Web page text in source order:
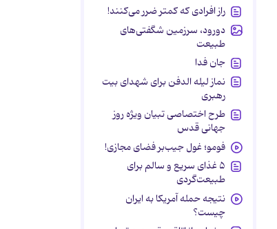
راز افرادی که کمتر ضرر می‌کنند!
دورود، سرزمین شگفتی‌های
طبیعت
جان فدا
نماز لیله الدفن برای شهدای بیت
رهبری
طرح اختصاصی تبیان ویژه روز
جهانی قدس
فومو؛ غول جیب‌بر فضای مجازی!
۵ غذای سریع و سالم برای
طبیعت‌گردی
نتیجه حمله آمریکا به ایران
چیست؟